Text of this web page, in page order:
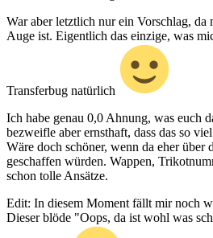
War aber letztlich nur ein Vorschlag,
Auge ist. Eigentlich das einzige, was
Transferbug natürlich
Ich habe genau 0,0 Ahnung, was euch
bezweifle aber ernsthaft, dass das so
Wäre doch schöner, wenn da eher über
geschaffen würden. Wappen,
schon tolle Ansätze.
Edit: In diesem Moment fällt mir noch
Dieser blöde "Oops, da ist wohl was